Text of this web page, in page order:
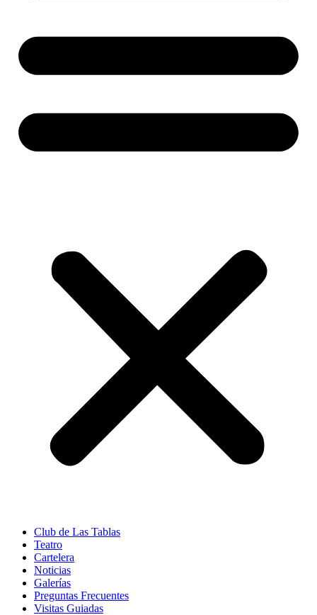
Club de Las Tablas
Teatro
Cartelera
Noticias
Galerías
Preguntas Frecuentes
Visitas Guiadas